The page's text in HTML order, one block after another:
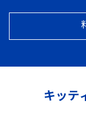
キッテ